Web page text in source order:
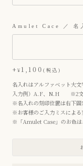
Amulet Cace ／ 名
+ ¥ 1,100 税込
名入れはアルファベット大文
入力例）A.F、N.H ※2文字
※名入れの刻印位置は右下固
※お客様のご入力ミスによる
※「Amulet Case」のお色は